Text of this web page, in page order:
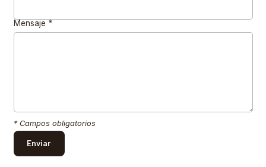
Mensaje *
* Campos obligatorios